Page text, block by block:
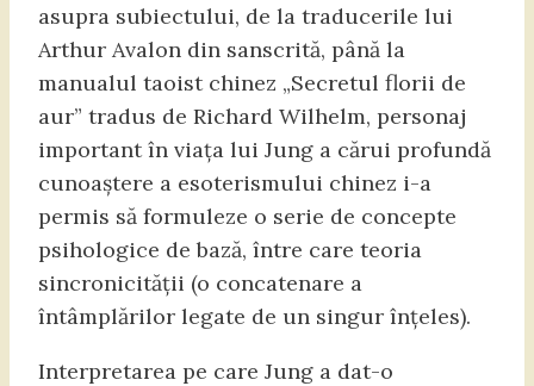
asupra subiectului, de la traducerile lui
Arthur Avalon din sanscrită, până la
manualul taoist chinez „Secretul florii de
aur” tradus de Richard Wilhelm, personaj
important în viața lui Jung a cărui profundă
cunoaștere a esoterismului chinez i-a
permis să formuleze o serie de concepte
psihologice de bază, între care teoria
sincronicității (o concatenare a
întâmplărilor legate de un singur înțeles).
Interpretarea pe care Jung a dat-o